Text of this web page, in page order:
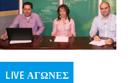
LIVE ΑΓΩΝΕΣ